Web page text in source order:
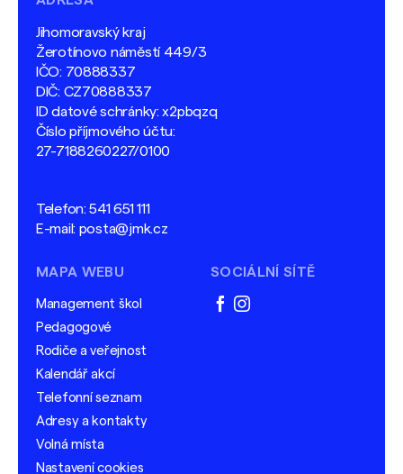
Jihomoravský kraj
Žerotínovo náměstí 449/3
IČO: 70888337
DIČ: CZ70888337
ID datové schránky: x2pbqzq
Číslo příjmového účtu:
27-7188260227/0100
Telefon:541 651 111
E-mail: posta@jmk.cz
MAPA WEBU
Management škol
Pedagogové
Rodiče a veřejnost
Kalendář akcí
Telefonní seznam
Adresy a kontakty
Volná místa
Nastavení cookies
SOCIÁLNÍ SÍTĚ
facebook
instagram